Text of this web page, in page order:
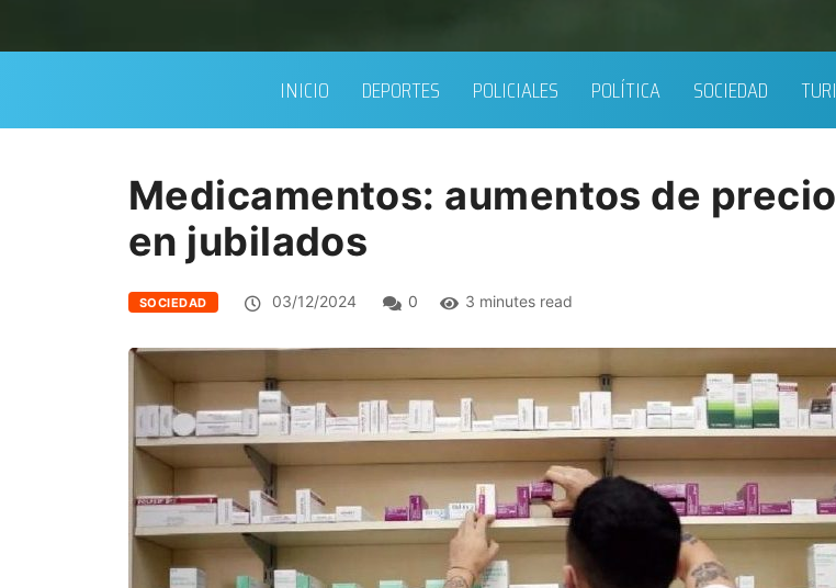
INICIO DEPORTES POLICIALES POLÍTICA SOCIEDAD
Medicamentos: aumentos de
en jubilados
SOCIEDAD 03/12/2024 0 3 minutes read